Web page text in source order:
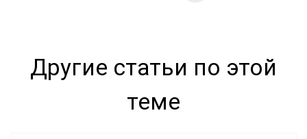
Другие статьи по этой
теме